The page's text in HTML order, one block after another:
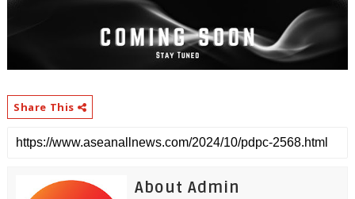
Share This
About Admin